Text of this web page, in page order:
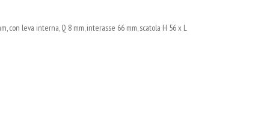
con leva interna, Q 8 mm, interasse 66 mm, scatola H 56 x L